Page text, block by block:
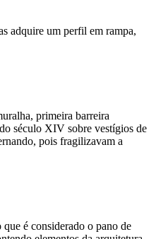
adquire um perfil em rampa,
primeira barreira
século XIV sobre vestígios de
pois fragilizavam a
é considerado o pano de